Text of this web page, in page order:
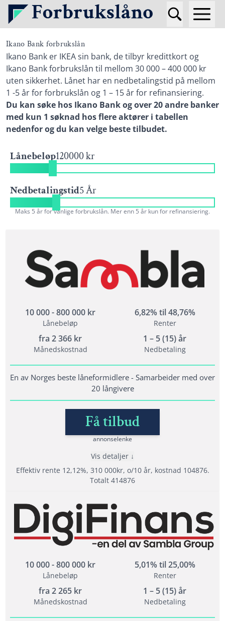
Ikano Bank forbrukslån
Ikano Bank er IKEA sin bank, de tilbyr kredittkort og
Ikano Bank forbrukslån til mellom 30 000 – 400 000 kr
uten sikkerhet. Lånet har en nedbetalingstid på mellom
1 -5 år for forbrukslån og 1 – 15 år for refinansiering.
Du kan søke hos Ikano Bank og over 20 andre banker
med kun 1 søknad hos flere aktører i tabellen
nedenfor og du kan velge beste tilbudet.
Lånebeløp120000 kr
Nedbetalingstid5 År
Maks 5 år for vanlige forbrukslån. Mer enn 5 år kun for refinansiering.
10 000 - 800 000 kr
Lånebeløp
6,82% til 48,76%
Renter
fra 2 366 kr
Månedskostnad
1 – 5 (15) år
Nedbetaling
En av Norges beste låneformidlere - Samarbeider med over
20 långivere
Få tilbud
annonselenke
Effektiv rente 12,12%, 310 000kr, o/10 år, kostnad 104876.
Totalt 414876
Vis detaljer
Fordeler
Samarbeider med hele 20 långivere
Samla lån med Sambla
Svar direkt - Signer med BankID
Vilkår
Minimum alder: 18 år
Krav til inntekt: minst 10 000 kr/mån
10 000 - 800 000 kr
Lånebeløp
5,01% til 25,00%
Renter
fra 2 265 kr
Månedskostnad
1 – 5 (15) år
Nedbetaling